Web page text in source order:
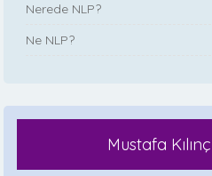
Nerede NLP?
Ne NLP?
Mustafa